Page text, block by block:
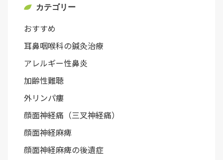
カテゴリー
おすすめ
耳鼻咽喉科の鍼灸治療
アレルギー性鼻炎
加齢性難聴
外リンパ瘻
顔面神経痛（三叉神経痛）
顔面神経麻痺
顔面神経麻痺の後遺症